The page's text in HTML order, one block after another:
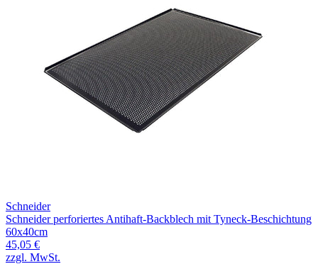
Schneider
Schneider perforiertes Antihaft-Backblech mit Tyneck-Beschichtung
60x40cm
45,05 €
zzgl. MwSt.